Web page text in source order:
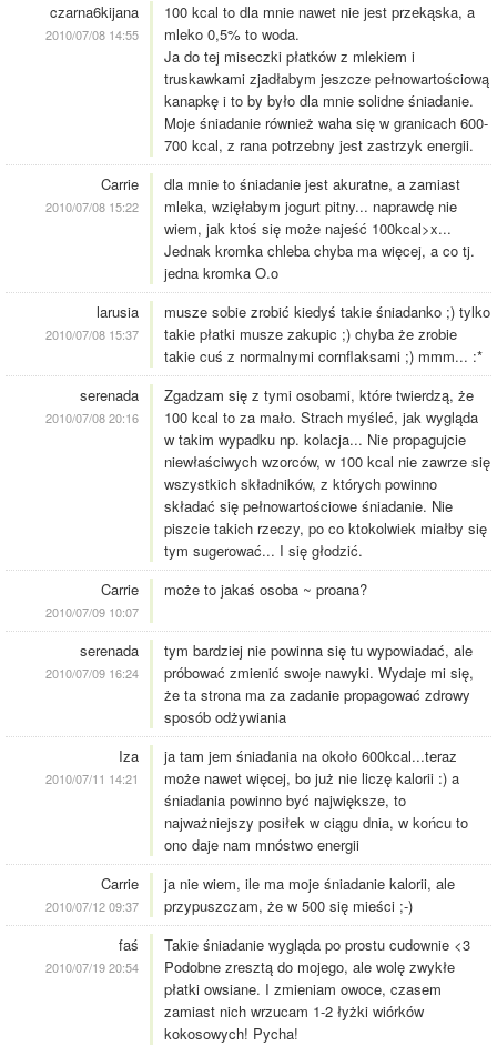
czarna6kijana
2010/07/08 14:55
100 kcal to dla mnie nawet nie jest przekąska, a
mleko 0,5% to woda.
Ja do tej miseczki płatków z mlekiem i
truskawkami zjadłabym jeszcze pełnowartościową
kanapkę i to by było dla mnie solidne śniadanie.
Moje śniadanie również waha się w granicach 600-
700 kcal, z rana potrzebny jest zastrzyk energii.
Carrie
2010/07/08 15:22
dla mnie to śniadanie jest akuratne, a zamiast
mleka, wzięłabym jogurt pitny... naprawdę nie
wiem, jak ktoś się może najeść 100kcal>x...
Jednak kromka chleba chyba ma więcej, a co tj.
jedna kromka O.o
larusia
2010/07/08 15:37
musze sobie zrobić kiedyś takie śniadanko ;) tylko
takie płatki musze zakupic ;) chyba że zrobie
takie cuś z normalnymi cornflaksami ;) mmm... :*
serenada
2010/07/08 20:16
Zgadzam się z tymi osobami, które twierdzą, że
100 kcal to za mało. Strach myśleć, jak wygląda
w takim wypadku np. kolacja... Nie propagujcie
niewłaściwych wzorców, w 100 kcal nie zawrze się
wszystkich składników, z których powinno
składać się pełnowartościowe śniadanie. Nie
piszcie takich rzeczy, po co ktokolwiek miałby się
tym sugerować... I się głodzić.
Carrie
2010/07/09 10:07
może to jakaś osoba ~ proana?
serenada
2010/07/09 16:24
tym bardziej nie powinna się tu wypowiadać, ale
próbować zmienić swoje nawyki. Wydaje mi się,
że ta strona ma za zadanie propagować zdrowy
sposób odżywiania
Iza
2010/07/11 14:21
ja tam jem śniadania na około 600kcal...teraz
może nawet więcej, bo już nie liczę kalorii :) a
śniadania powinno być największe, to
najważniejszy posiłek w ciągu dnia, w końcu to
ono daje nam mnóstwo energii
Carrie
2010/07/12 09:37
ja nie wiem, ile ma moje śniadanie kalorii, ale
przypuszczam, że w 500 się mieści ;-)
faś
2010/07/19 20:54
Takie śniadanie wygląda po prostu cudownie <3
Podobne zresztą do mojego, ale wolę zwykłe
płatki owsiane. I zmieniam owoce, czasem
zamiast nich wrzucam 1-2 łyżki wiórków
kokosowych! Pycha!